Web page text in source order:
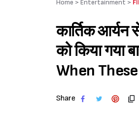
Home > Entertainment >
कार्तिक आर्यन
को किया गया
When
Share